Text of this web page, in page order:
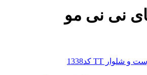
نی نی مو